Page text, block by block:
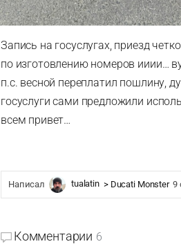
Запись на госуслугах, приезд
по изготовлению номеров ииии…
п.с. весной переплатил пошлину,
госуслуги сами предложили
всем привет…
Написал tualatin > Ducati Monster 9
Комментарии 6